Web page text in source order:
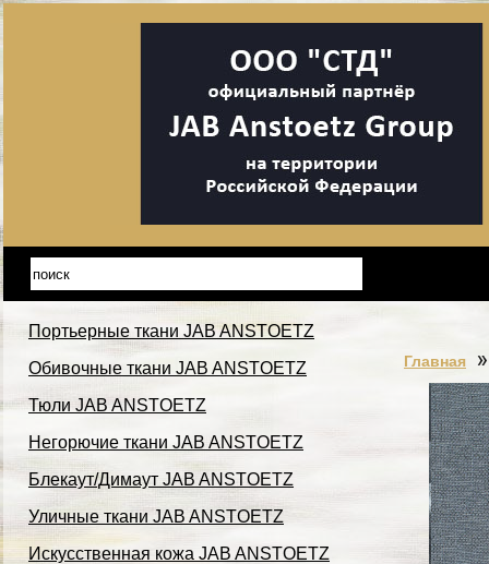
Портьерные ткани JAB ANSTOETZ
Обивочные ткани JAB ANSTOETZ
Тюли JAB ANSTOETZ
Негорючие ткани JAB ANSTOETZ
Блекаут/Димаут JAB ANSTOETZ
Уличные ткани JAB ANSTOETZ
Искусственная кожа JAB ANSTOETZ
Главная